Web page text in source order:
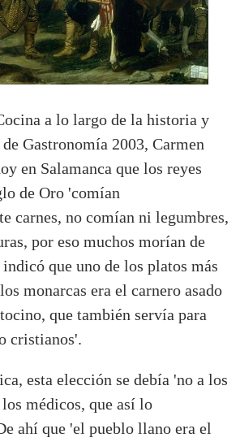
a lo largo de la historia y
Gastronomía 2003, Carmen
en Salamanca que los reyes
de Oro 'comían
carnes, no comían ni legumbres,
por eso muchos morían de
que uno de los platos más
monarcas era el carnero asado
que también servía para
cristianos'.
esta elección se debía 'no a los
médicos, que así lo
ahí que 'el pueblo llano era el